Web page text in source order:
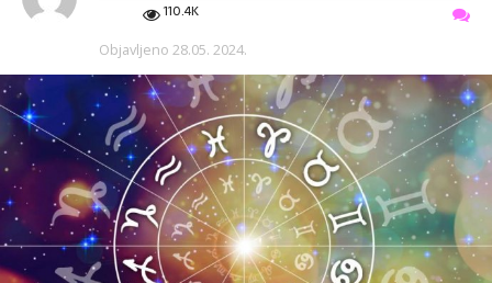
110.4K
Objavljeno 28.05. 2024.